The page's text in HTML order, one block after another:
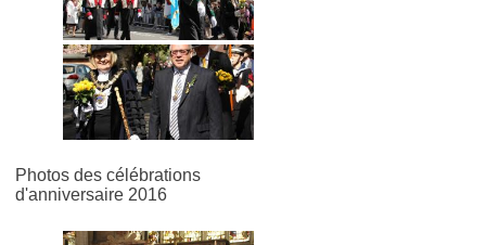
Photos des célébrations
d'anniversaire 2016